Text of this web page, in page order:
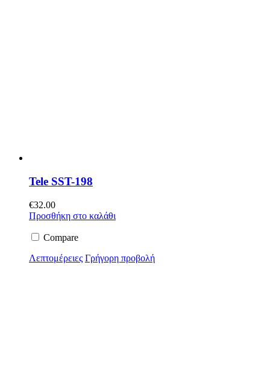
Tele SST-198
€32.00
Προσθήκη στο καλάθι
Compare
Λεπτομέρειες Γρήγορη προβολή